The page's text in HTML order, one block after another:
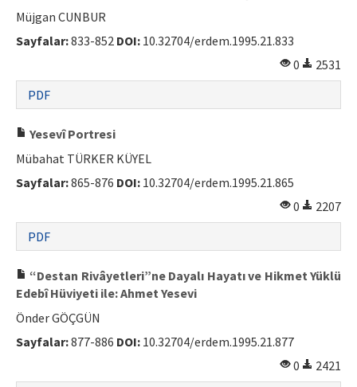
Müjgan CUNBUR
Sayfalar:833-852 DOI: 10.32704/erdem.1995.21.833
0
2531
PDF
Yesevî Portresi
Mübahat TÜRKER KÜYEL
Sayfalar:865-876 DOI: 10.32704/erdem.1995.21.865
0
2207
PDF
“Destan Rivâyetleri”ne Dayalı Hayatı ve Hikmet Yüklü
Edebî Hüviyeti ile: Ahmet Yesevi
Önder GÖÇGÜN
Sayfalar:877-886 DOI: 10.32704/erdem.1995.21.877
0
2421